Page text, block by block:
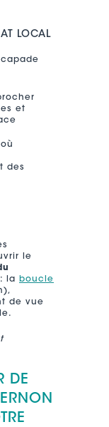
LOCAL
et
des
le
la boucle
de vue
DE